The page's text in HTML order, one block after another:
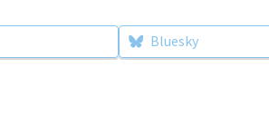
Bluesky